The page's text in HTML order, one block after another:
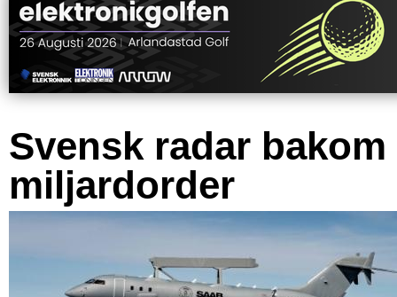
Svensk radar bakom
miljardorder